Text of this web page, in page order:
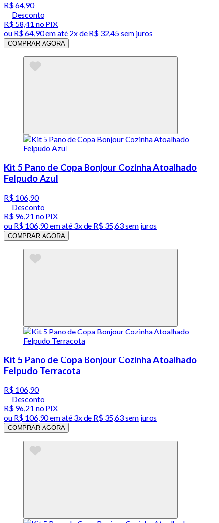
R$ 64,90
Desconto
R$ 58,41 no PIX
ou R$ 64,90em até 2x de R$ 32,45 sem juros
COMPRAR AGORA
Kit 5 Pano de Copa Bonjour Cozinha Atoalhado
Felpudo Azul
R$ 106,90
Desconto
R$ 96,21 no PIX
ou R$ 106,90em até 3x de R$ 35,63 sem juros
COMPRAR AGORA
Kit 5 Pano de Copa Bonjour Cozinha Atoalhado
Felpudo Terracota
R$ 106,90
Desconto
R$ 96,21 no PIX
ou R$ 106,90em até 3x de R$ 35,63 sem juros
COMPRAR AGORA